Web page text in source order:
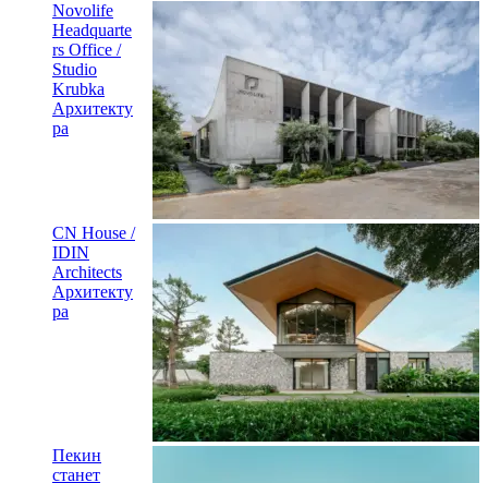
Novolife
Headquarte
rs Office /
Studio
Krubka
Архитекту
ра
CN House /
IDIN
Architects
Архитекту
ра
Пекин
станет